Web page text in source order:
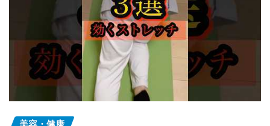
美容・健康